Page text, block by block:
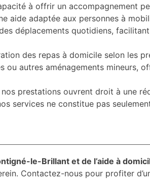
à offrir un accompagnement
aide adaptée aux personnes à
déplacements quotidiens,
des repas à domicile selon les
ou autres aménagements
prestations ouvrent droit à une
services ne constitue pas
le-Brillant et de l’aide à
Contactez-nous pour profiter